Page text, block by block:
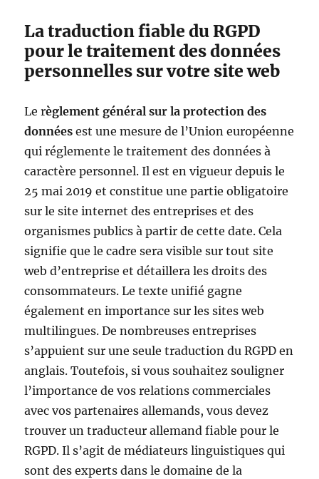
La traduction fiable du RGPD
pour le traitement des données
personnelles sur votre site web
Le règlement général sur la protection des
données est une mesure de l’Union européenne
qui réglemente le traitement des données à
caractère personnel. Il est en vigueur depuis le
25 mai 2019 et constitue une partie obligatoire
sur le site internet des entreprises et des
organismes publics à partir de cette date. Cela
signifie que le cadre sera visible sur tout site
web d’entreprise et détaillera les droits des
consommateurs. Le texte unifié gagne
également en importance sur les sites web
multilingues. De nombreuses entreprises
s’appuient sur une seule traduction du RGPD en
anglais. Toutefois, si vous souhaitez souligner
l’importance de vos relations commerciales
avec vos partenaires allemands, vous devez
trouver un traducteur allemand fiable pour le
RGPD. Il s’agit de médiateurs linguistiques qui
sont des experts dans le domaine de la